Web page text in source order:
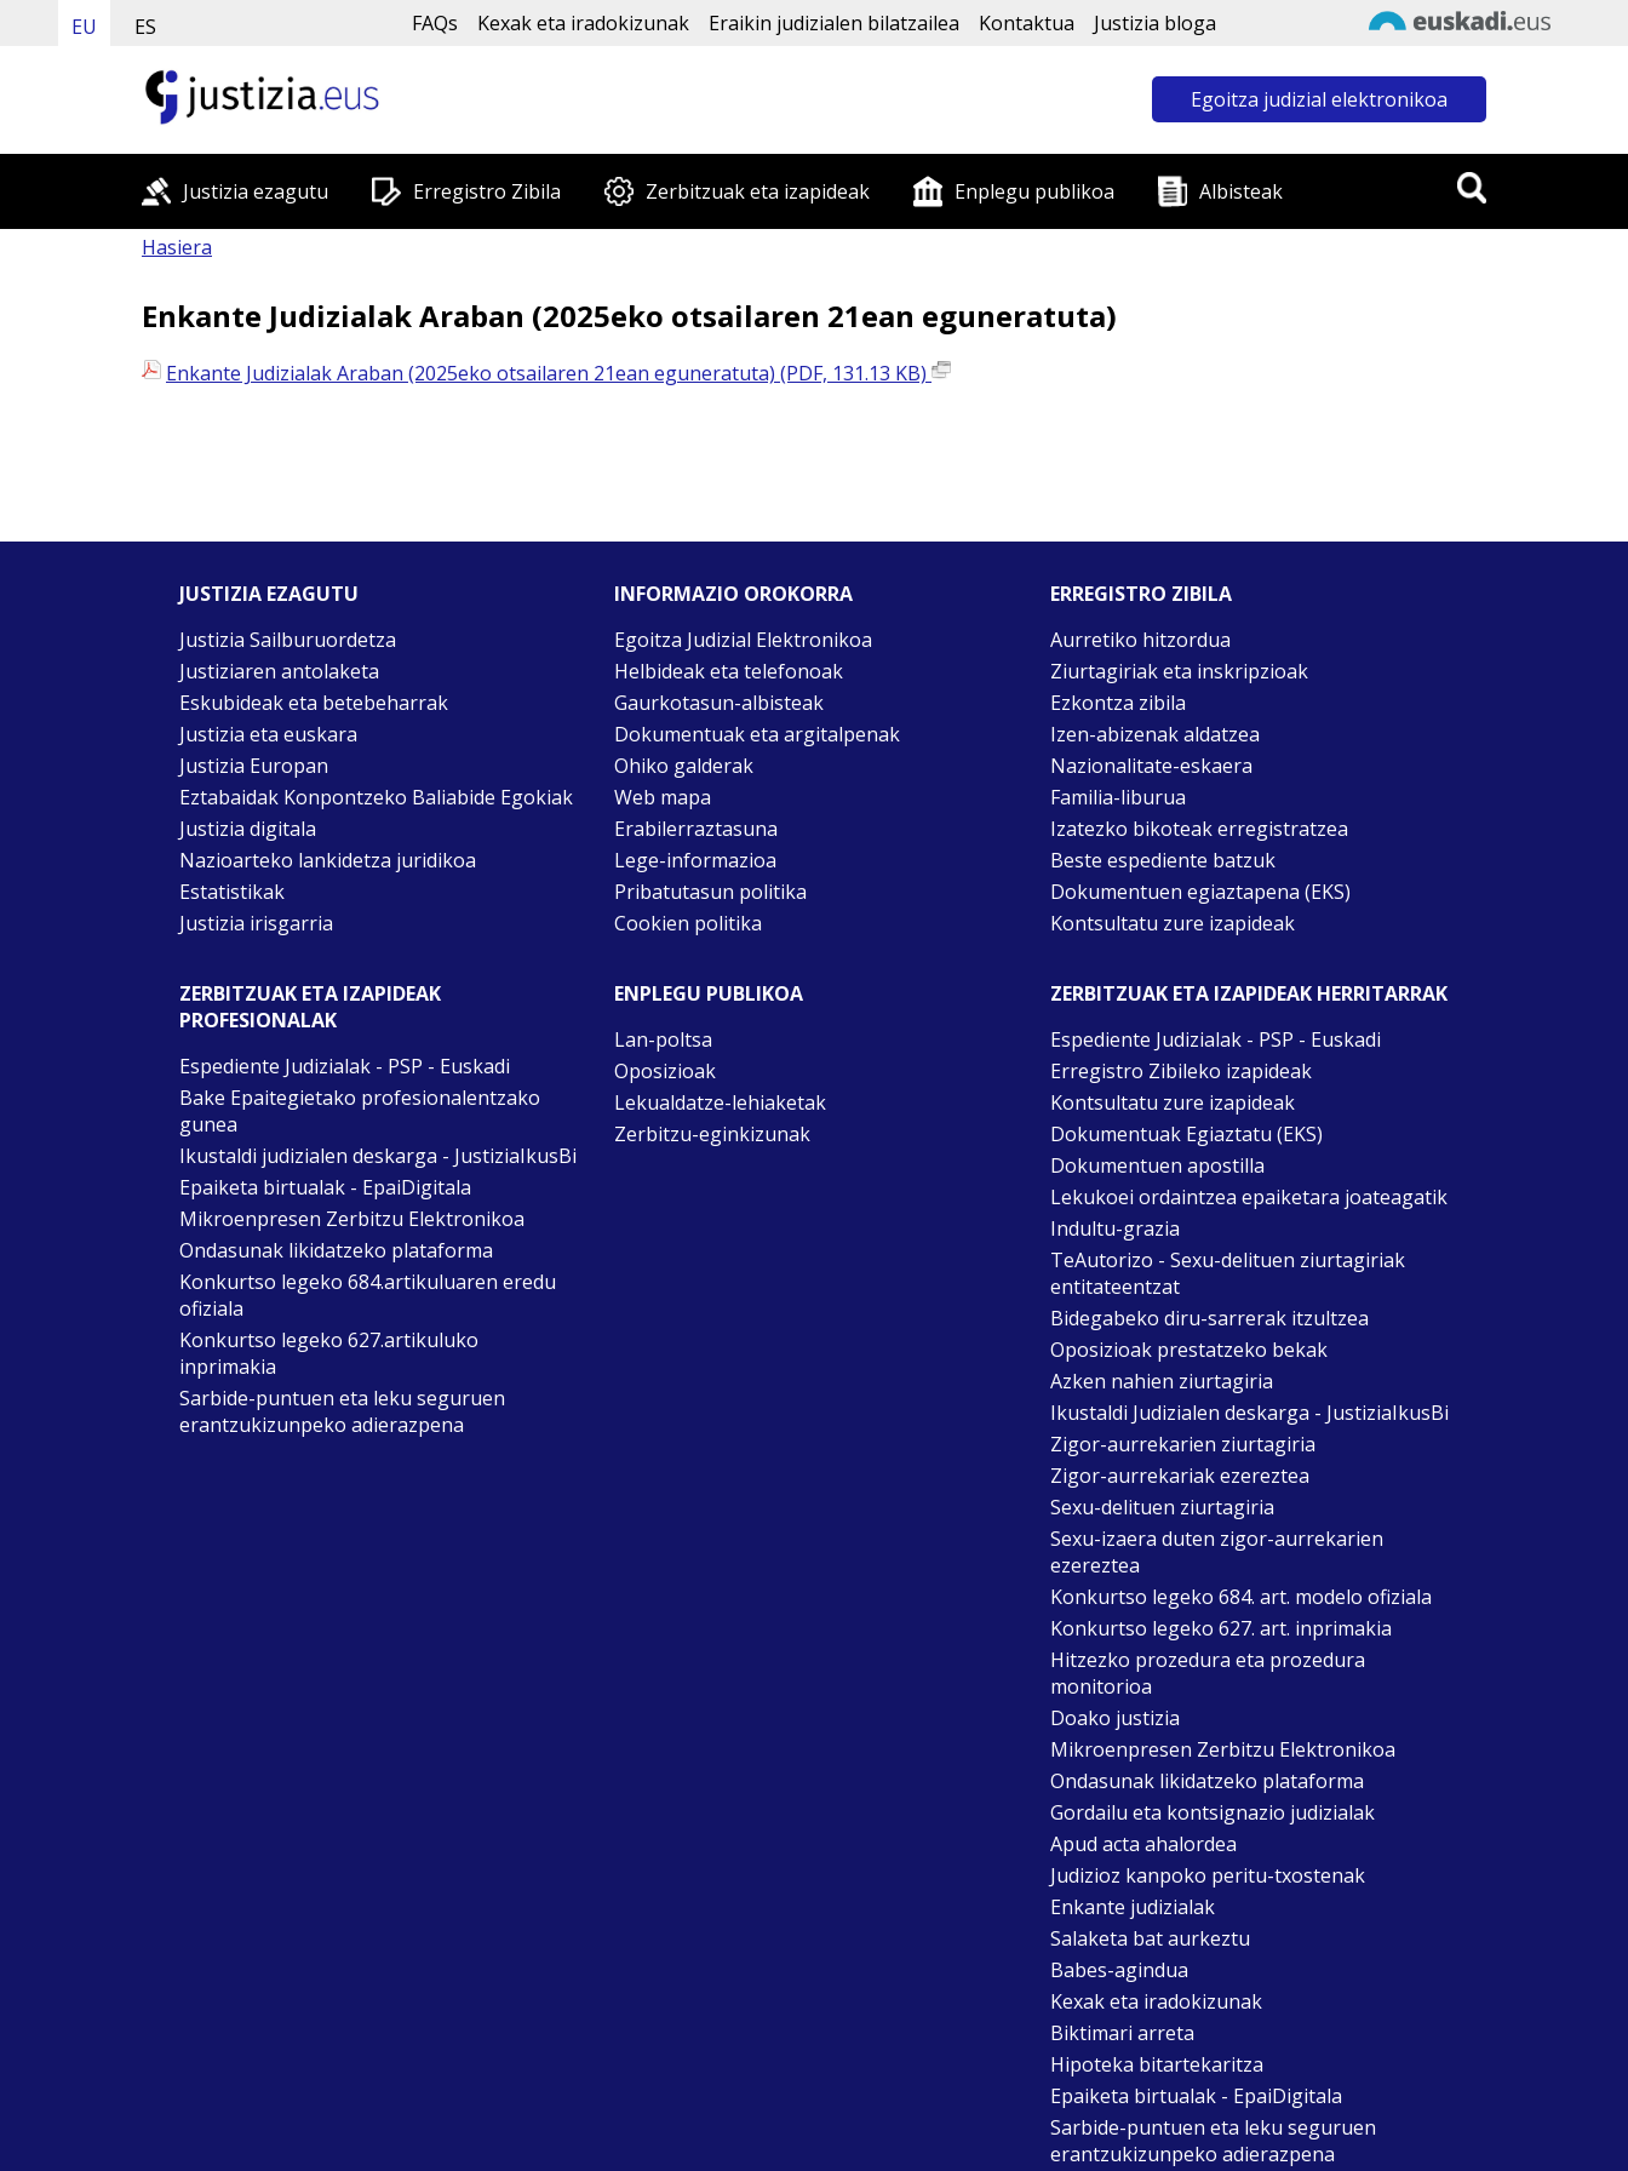
EU ES FAQs Kexak eta iradokizunak Eraikin judizialen bilatzailea Kontaktua Justizia bloga
Egoitza judizial elektronikoa
Justizia ezagutu Erregistro Zibila Zerbitzuak eta izapideak Enplegu publikoa Albisteak
Hasiera
Enkante Judizialak Araban (2025eko otsailaren 21ean eguneratuta)
Enkante Judizialak Araban (2025eko otsailaren 21ean eguneratuta) (PDF, 131.13 KB)
JUSTIZIA EZAGUTU
Justizia Sailburuordetza
Justiziaren antolaketa
Eskubideak eta betebeharrak
Justizia eta euskara
Justizia Europan
Eztabaidak Konpontzeko Baliabide Egokiak
Justizia digitala
Nazioarteko lankidetza juridikoa
Estatistikak
Justizia irisgarria
INFORMAZIO OROKORRA
Egoitza Judizial Elektronikoa
Helbideak eta telefonoak
Gaurkotasun-albisteak
Dokumentuak eta argitalpenak
Ohiko galderak
Web mapa
Erabilerraztasuna
Lege-informazioa
Pribatutasun politika
Cookien politika
ERREGISTRO ZIBILA
Aurretiko hitzordua
Ziurtagiriak eta inskripzioak
Ezkontza zibila
Izen-abizenak aldatzea
Nazionalitate-eskaera
Familia-liburua
Izatezko bikoteak erregistratzea
Beste espediente batzuk
Dokumentuen egiaztapena (EKS)
Kontsultatu zure izapideak
ZERBITZUAK ETA IZAPIDEAK
PROFESIONALAK
Espediente Judizialak - PSP - Euskadi
Bake Epaitegietako profesionalentzako
gunea
Ikustaldi judizialen deskarga - JustiziaIkusBi
Epaiketa birtualak - EpaiDigitala
Mikroenpresen Zerbitzu Elektronikoa
Ondasunak likidatzeko plataforma
Konkurtso legeko 684.artikuluaren eredu
ofiziala
Konkurtso legeko 627.artikuluko
inprimakia
Sarbide-puntuen eta leku seguruen
erantzukizunpeko adierazpena
ENPLEGU PUBLIKOA
Lan-poltsa
Oposizioak
Lekualdatze-lehiaketak
Zerbitzu-eginkizunak
ZERBITZUAK ETA IZAPIDEAK HERRITARRAK
Espediente Judizialak - PSP - Euskadi
Erregistro Zibileko izapideak
Kontsultatu zure izapideak
Dokumentuak Egiaztatu (EKS)
Dokumentuen apostilla
Lekukoei ordaintzea epaiketara joateagatik
Indultu-grazia
TeAutorizo - Sexu-delituen ziurtagiriak
entitateentzat
Bidegabeko diru-sarrerak itzultzea
Oposizioak prestatzeko bekak
Azken nahien ziurtagiria
Ikustaldi Judizialen deskarga - JustiziaIkusBi
Zigor-aurrekarien ziurtagiria
Zigor-aurrekariak ezereztea
Sexu-delituen ziurtagiria
Sexu-izaera duten zigor-aurrekarien
ezereztea
Konkurtso legeko 684. art. modelo ofiziala
Konkurtso legeko 627. art. inprimakia
Hitzezko prozedura eta prozedura
monitorioa
Doako justizia
Mikroenpresen Zerbitzu Elektronikoa
Ondasunak likidatzeko plataforma
Gordailu eta kontsignazio judizialak
Apud acta ahalordea
Judizioz kanpoko peritu-txostenak
Enkante judizialak
Salaketa bat aurkeztu
Babes-agindua
Kexak eta iradokizunak
Biktimari arreta
Hipoteka bitartekaritza
Epaiketa birtualak - EpaiDigitala
Sarbide-puntuen eta leku seguruen
erantzukizunpeko adierazpena